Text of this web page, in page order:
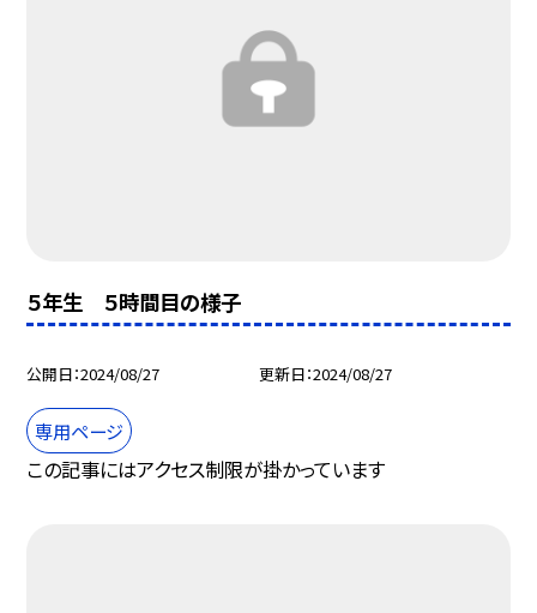
５年生 ５時間目の様子
公開日 2024/08/27 更新日 2024/08/27
専用ページ
この記事にはアクセス制限が掛かっています